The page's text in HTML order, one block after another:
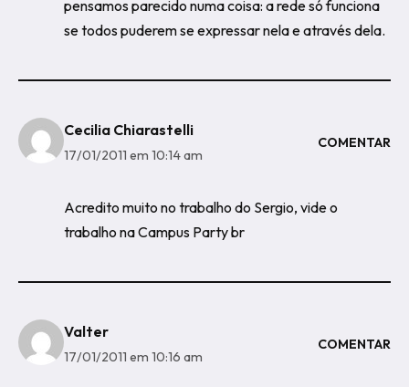
pensamos parecido numa coisa: a rede só funciona
se todos puderem se expressar nela e através dela.
Cecilia Chiarastelli
17/01/2011 em 10:14 am
COMENTAR
Acredito muito no trabalho do Sergio, vide o
trabalho na Campus Party br
Valter
17/01/2011 em 10:16 am
COMENTAR